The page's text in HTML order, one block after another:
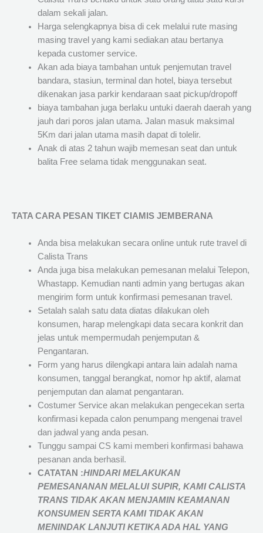
dalam sekali jalan.
Harga selengkapnya bisa di cek melalui rute masing
masing travel yang kami sediakan atau bertanya
kepada customer service.
Akan ada biaya tambahan untuk penjemutan travel
bandara, stasiun, terminal dan hotel, biaya tersebut
dikenakan jasa parkir kendaraan saat pickup/dropoff
biaya tambahan juga berlaku untuki daerah daerah yang
jauh dari poros jalan utama. Jalan masuk maksimal
5Km dari jalan utama masih dapat di tolelir.
Anak di atas 2 tahun wajib memesan seat dan untuk
balita Free selama tidak menggunakan seat.
TATA CARA PESAN TIKET CIAMIS JEMBERANA
Anda bisa melakukan secara online untuk rute travel di
Calista Trans
Anda juga bisa melakukan pemesanan melalui Telepon,
Whastapp. Kemudian nanti admin yang bertugas akan
mengirim form untuk konfirmasi pemesanan travel.
Setalah salah satu data diatas dilakukan oleh
konsumen, harap melengkapi data secara konkrit dan
jelas untuk mempermudah penjemputan &
Pengantaran.
Form yang harus dilengkapi antara lain adalah nama
konsumen, tanggal berangkat, nomor hp aktif, alamat
penjemputan dan alamat pengantaran.
Costumer Service akan melakukan pengecekan serta
konfirmasi kepada calon penumpang mengenai travel
dan jadwal yang anda pesan.
Tunggu sampai CS kami memberi konfirmasi bahawa
pesanan anda berhasil.
CATATAN :HINDARI MELAKUKAN
PEMESANANAN MELALUI SUPIR, KAMICALISTA
TRANSTIDAK AKAN MENJAMINKEAMANAN
KONSUMEN SERTA KAMI TIDAK AKAN
MENINDAK LANJUTI KETIKA ADA HAL YANG